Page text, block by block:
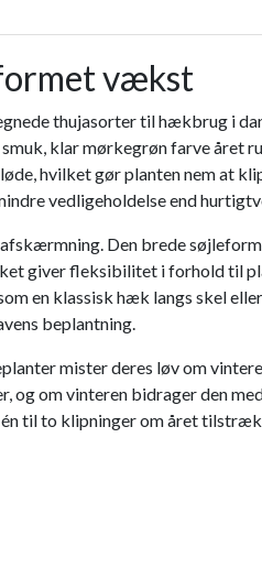
vækst
thujasorter til hækbrug i
klar mørkegrøn farve året
hvilket gør planten nem at
vedligeholdelse end
Den brede
giver fleksibilitet i forhold til
en klassisk hæk langs skel
beplantning.
mister deres løv om
og om vinteren bidrager den
til to klipninger om året